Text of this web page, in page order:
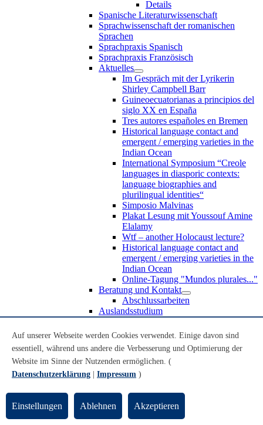
Details
Spanische Literaturwissenschaft
Sprachwissenschaft der romanischen
Sprachen
Sprachpraxis Spanisch
Sprachpraxis Französisch
Aktuelles
Im Gespräch mit der Lyrikerin
Shirley Campbell Barr
Guineoecuatorianas a principios del
siglo XX en España
Tres autores españoles en Bremen
Historical language contact and
emergent / emerging varieties in the
Indian Ocean
International Symposium “Creole
languages in diasporic contexts:
language biographies and
plurilingual identities“
Simposio Malvinas
Plakat Lesung mit Youssouf Amine
Elalamy
Wtf – another Holocaust lecture?
Historical language contact and
emergent / emerging varieties in the
Indian Ocean
Online-Tagung "Mundos plurales..."
Beratung und Kontakt
Abschlussarbeiten
Auslandsstudium
WoC Lab
Spanische Black Diaspora
Promotionen
Habilitationen
Nachwuchsförderung
Forschungszentren
Studienkommission
TnL
Auf unserer Webseite werden Cookies verwendet. Einige davon sind
essentiell, während uns andere die Verbesserung und Optimierung der
Website im Sinne der Nutzenden ermöglichen. (
Datenschutzerklärung
Impressum )
Einstellungen Ablehnen Akzeptieren